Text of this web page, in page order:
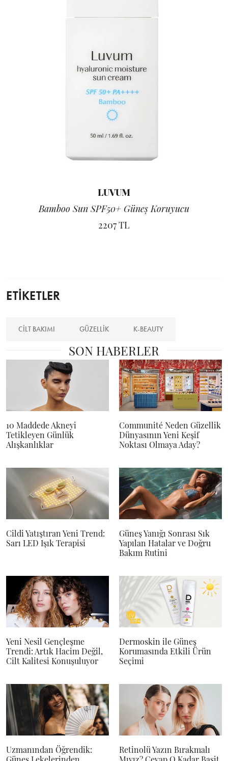
LUVUM
Bamboo Sun SPF50+ Güneş Koruyucu
2207 TL
ETİKETLER
CILT BAKIMI GÜZELLIK K-BEAUTY
SON HABERLER
10 Maddede Akneyi
Tetikleyen Günlük
Alışkanlıklar
Communité Neden Güzellik
Dünyasının Yeni Keşif
Noktası Olmaya Aday?
Cildi Yatıştıran Yeni Trend:
Sarı LED Işık Terapisi
Güneş Yanığı Sonrası Sık
Yapılan Hatalar ve Doğru
Bakım Rutini
Yeni Nesil Gençleşme
Trendi: Artık Hacim Değil,
Cilt Kalitesi Konuşuluyor
Dermoskin ile Güneş
Korumasında Etkili Ürün
Seçimi
Uzmanından Öğrendik:
Retinolü Yazın Bırakmalı